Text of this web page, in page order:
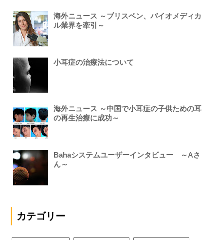
海外ニュース ～ブリスベン、バイオメディカ
ル業界を牽引～
小耳症の治療法について
海外ニュース ～中国で小耳症の子供ための耳
の再生治療に成功～
Bahaシステムユーザーインタビュー ～Aさ
ん～
カテゴリー